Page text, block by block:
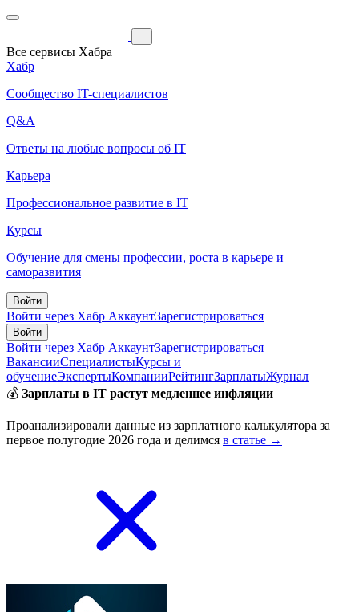
Все сервисы Хабра
Хабр
Сообщество IT-специалистов
Q&A
Ответы на любые вопросы об IT
Карьера
Профессиональное развитие в IT
Курсы
Обучение для смены профессии, роста в карьере и
саморазвития
Войти
Войти через Хабр АккаунтЗарегистрироваться
Войти
Войти через Хабр АккаунтЗарегистрироваться
ВакансииСпециалистыКурсы и
обучениеЭкспертыКомпанииРейтингЗарплатыЖурнал
💰 Зарплаты в IT растут медленнее инфляции
Проанализировали данные из зарплатного калькулятора за
первое полугодие 2026 года и делимся в статье →